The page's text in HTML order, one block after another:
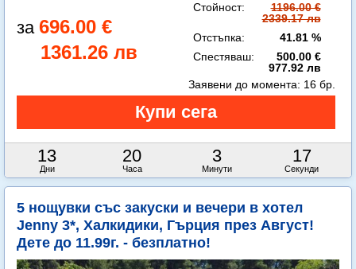
696.00 €
1361.26 лв
Стойност:
1196.00 €
2339.17 лв
Отстъпка:
41.81 %
Спестяваш:
500.00 €
977.92 лв
13
Дни
20
Часа
3
Минути
16
Секунди
Заявени до момента: 16 бр.
5 нощувки със закуски и вечери в хотел
Jenny 3*, Халкидики, Гърция през Август!
Дете до 11.99г. - безплатно!